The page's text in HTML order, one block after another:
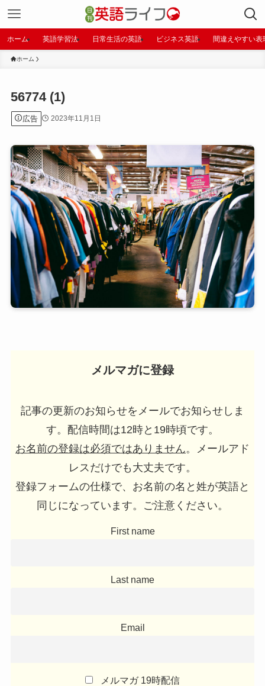
ホーム 英語学習法 日常生活の英語 ビジネス英語 間違えやすい表
ホーム
56774 (1)
広告 2023年11月1日
メルマガに登録
記事の更新のお知らせをメールでお知らせしま
す。配信時間は12時と19時頃です。
お名前の登録は必須ではありません。メールアド
レスだけでも大丈夫です。
登録フォームの仕様で、お名前の名と姓が英語と
同じになっています。ご注意ください。
First name
Last name
Email
メルマガ 19時配信